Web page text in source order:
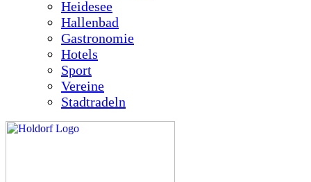
Heidesee
Hallenbad
Gastronomie
Hotels
Sport
Vereine
Stadtradeln